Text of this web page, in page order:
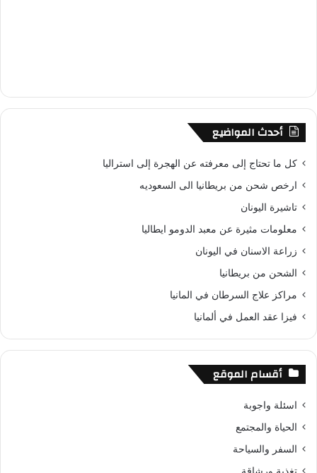
أحدث المواضيع
كل ما تحتاج إلى معرفته عن الهجرة إلى استراليا
ارخص شحن من بريطانيا الى السعوديه
تاشيرة اليونان
معلومات مثيرة عن معبد الدومو ايطاليا
زراعة الاسنان في اليونان
الشحن من بريطانيا
مراكز علاج السرطان في المانيا
فيزا عقد العمل في ألمانيا
أقسام الموقع
اسئلة واجوبة
الحياة والمجتمع
السفر والسياحة